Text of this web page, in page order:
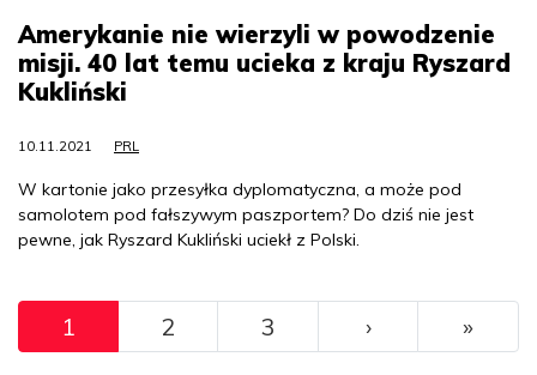
Amerykanie nie wierzyli w powodzenie
misji. 40 lat temu ucieka z kraju Ryszard
Kukliński
10.11.2021 PRL
W kartonie jako przesyłka dyplomatyczna, a może pod
samolotem pod fałszywym paszportem? Do dziś nie jest
pewne, jak Ryszard Kukliński uciekł z Polski.
Pagination
1 2 3 ››› »